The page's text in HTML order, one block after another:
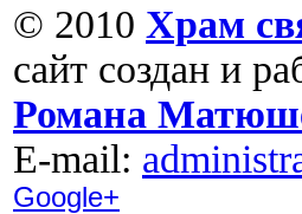
© 2010 Храм
сайт создан и
Романа
Е-mail:
Google+